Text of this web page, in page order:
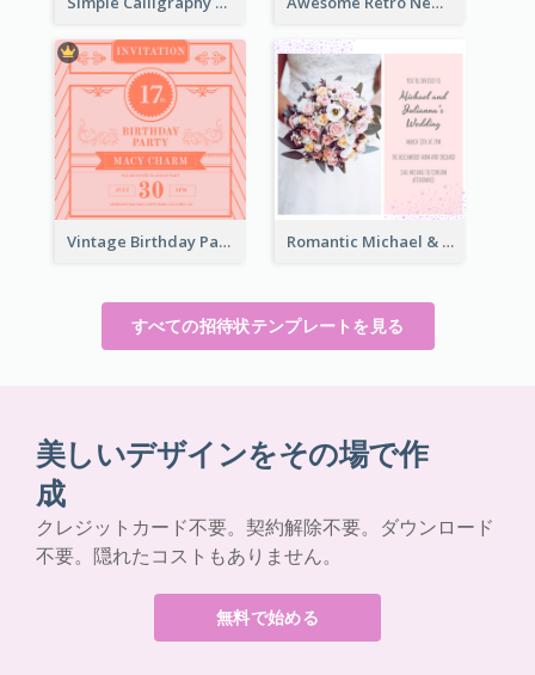
Vintage Birthday Party Invitation Design For The Ladies Romantic Michael & Julianna's Wedding Invitation
すべての招待状テンプレートを見る
美しいデザインをその場で作
成
クレジットカード不要。契約解除不要。ダウンロード
不要。隠れたコストもありません。
無料で始める